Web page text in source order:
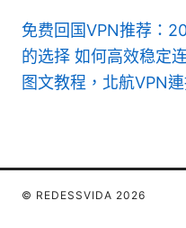
免费回国VPN推荐：
的选择 如何高效稳定
图文教程，北航VPN
© REDESSVIDA 2026